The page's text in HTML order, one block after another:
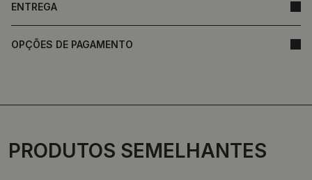
ENTREGA
OPÇÕES DE PAGAMENTO
PRODUTOS SEMELHANTES